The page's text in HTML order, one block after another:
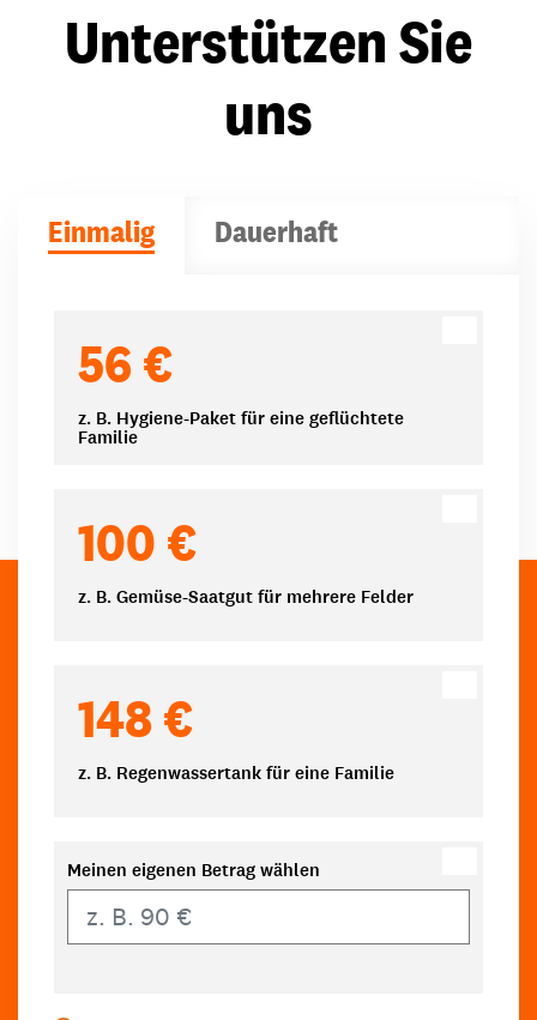
Unterstützen Sie
uns
Einmalig Dauerhaft
56 €
z. B. Hygiene-Paket für eine geflüchtete
Familie
100 €
z. B. Gemüse-Saatgut für mehrere Felder
148 €
z. B. Regenwassertank für eine Familie
Meinen eigenen Betrag wählen